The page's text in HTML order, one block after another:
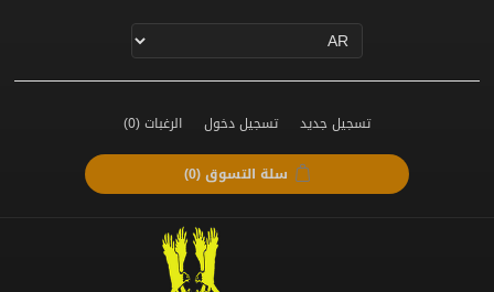
تسجيل جديد تسجيل دخول الرغبات(0)
سلة التسوق(0)